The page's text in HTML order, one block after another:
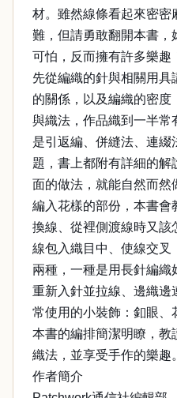
材。雖然線條看起來密密
難，但請勇敢翻開本書，
可怕，反而擁有許多樂趣
先從編織的針與相關用具
的關係，以及編織的密
與織法，作品織到一半常
是引返編、併縫法、連
題，書上都附有詳細的解
面的做法，就能自然而然
編入花樣的部份，本書會
換線、從裡側渡線時又該
線包入織目中、使線交叉
兩種，一種是用長針編織
重新入針並拉線、邊織邊
常使用的小裝飾：釦眼、
本書的編排簡潔明瞭，教
織法，並享受手作的樂趣。
作者簡介